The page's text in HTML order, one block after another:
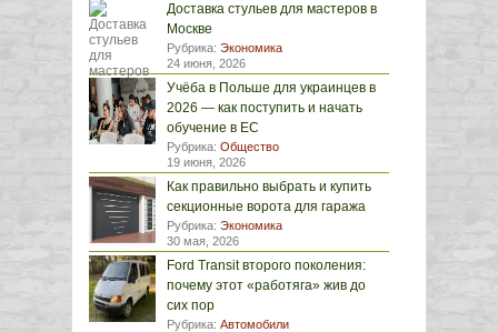
Доставка стульев для мастеров в
Москве
Рубрика: Экономика
24 июня, 2026
Учёба в Польше для украинцев в
2026 — как поступить и начать
обучение в ЕС
Рубрика: Общество
19 июня, 2026
Как правильно выбрать и купить
секционные ворота для гаража
Рубрика: Экономика
30 мая, 2026
Ford Transit второго поколения:
почему этот «работяга» жив до
сих пор
Рубрика: Автомобили